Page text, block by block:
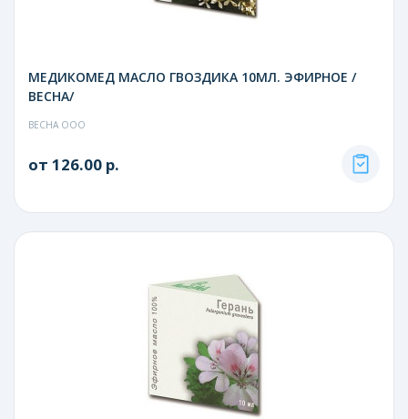
МЕДИКОМЕД МАСЛО ГВОЗДИКА 10МЛ. ЭФИРНОЕ /
ВЕСНА/
ВЕСНА ООО
от 126.00 р.